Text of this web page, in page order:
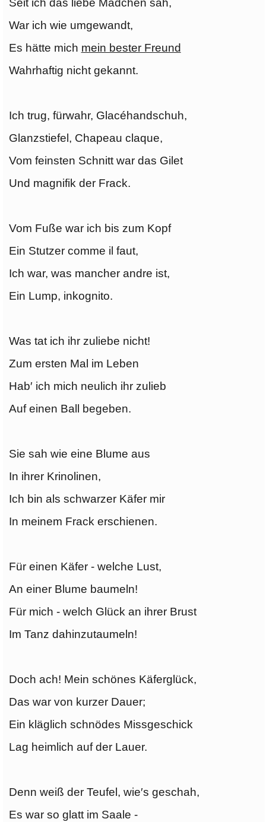
Seit ich das liebe Mädchen sah,
War ich wie umgewandt,
Es hätte mich mein bester Freund
Wahrhaftig nicht gekannt.
Ich trug, fürwahr, Glacéhandschuh,
Glanzstiefel, Chapeau claque,
Vom feinsten Schnitt war das Gilet
Und magnifik der Frack.
Vom Fuße war ich bis zum Kopf
Ein Stutzer comme il faut,
Ich war, was mancher andre ist,
Ein Lump, inkognito.
Was tat ich ihr zuliebe nicht!
Zum ersten Mal im Leben
Hab′ ich mich neulich ihr zulieb
Auf einen Ball begeben.
Sie sah wie eine Blume aus
In ihrer Krinolinen,
Ich bin als schwarzer Käfer mir
In meinem Frack erschienen.
Für einen Käfer - welche Lust,
An einer Blume baumeln!
Für mich - welch Glück an ihrer Brust
Im Tanz dahinzutaumeln!
Doch ach! Mein schönes Käferglück,
Das war von kurzer Dauer;
Ein kläglich schnödes Missgeschick
Lag heimlich auf der Lauer.
Denn weiß der Teufel, wie′s geschah,
Es war so glatt im Saale -